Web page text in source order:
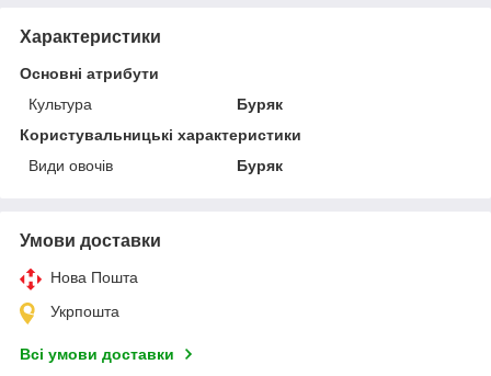
Характеристики
Основні атрибути
Культура
Буряк
Користувальницькі характеристики
Види овочів
Буряк
Умови доставки
Нова Пошта
Укрпошта
Всі умови доставки